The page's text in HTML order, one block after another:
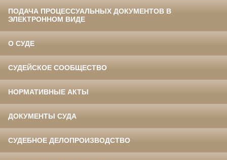
ПОДАЧА ПРОЦЕССУАЛЬНЫХ ДОКУМЕНТОВ В
ЭЛЕКТРОННОМ ВИДЕ
О СУДЕ
СУДЕЙСКОЕ СООБЩЕСТВО
НОРМАТИВНЫЕ АКТЫ
ДОКУМЕНТЫ СУДА
СУДЕБНОЕ ДЕЛОПРОИЗВОДСТВО